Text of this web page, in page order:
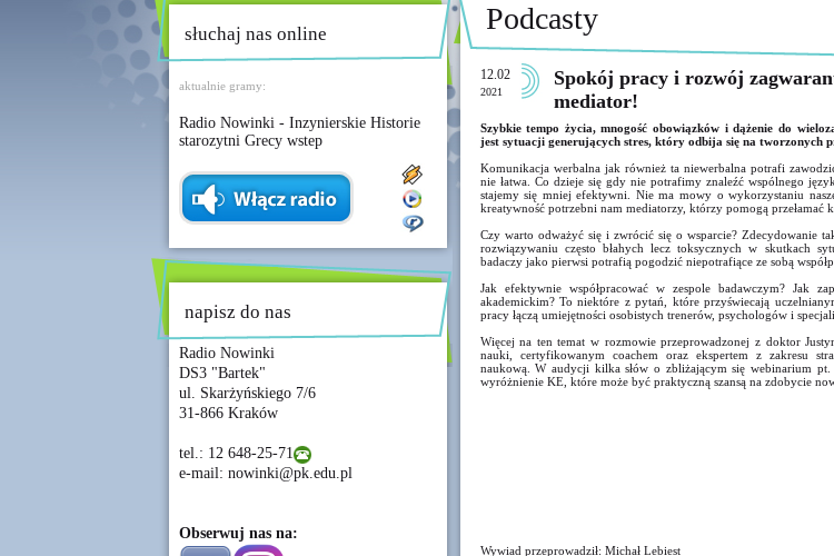
słuchaj nas online
aktualnie gramy:
Radio Nowinki - Inzynierskie Historie
starozytni Grecy wstep
napisz do nas
Radio Nowinki
DS3 "Bartek"
ul. Skarżyńskiego 7/6
31-866 Kraków
tel.: 12 648-25-71
e-mail: nowinki@pk.edu.pl
Obserwuj nas na:
Podcasty
12.02
2021
Spokój pracy i rozwój
mediator!
Szybkie tempo życia, mnogość obowiązków i dążenie do
jest sytuacji generujących stres, który odbija się na tworzonych
Komunikacja werbalna jak również ta niewerbalna potrafi
nie łatwa. Co dzieje się gdy nie potrafimy znaleźć wspólnego
stajemy się mniej efektywni. Nie ma mowy o wykorzystaniu
kreatywność potrzebni nam mediatorzy, którzy pomogą przełamać
Czy warto odważyć się i zwrócić się o wsparcie? Zdecydowanie
rozwiązywaniu często błahych lecz toksycznych w skutkach
badaczy jako pierwsi potrafią pogodzić niepotrafiące ze sobą
Jak efektywnie współpracować w zespole badawczym? Jak
akademickim? To niektóre z pytań, które przyświecają
pracy łączą umiejętności osobistych trenerów, psychologów i
Więcej na ten temat w rozmowie przeprowadzonej z doktor
nauki, certyfikowanym coachem oraz ekspertem z zakresu
naukową. W audycji kilka słów o zbliżającym się webinarium pt.
wyróżnienie KE, które może być praktyczną szansą na zdobycie
Wywiad przeprowadził: Michał Lebiest